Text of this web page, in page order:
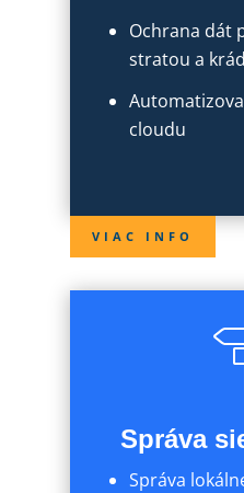
Ochrana dát
stratou a
cloudu
VIAC INFO
Správa
Správa